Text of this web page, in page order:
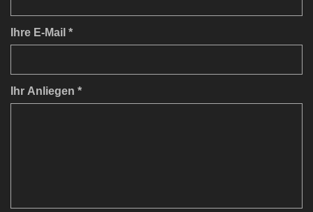
Ihre E-Mail *
Ihr Anliegen *